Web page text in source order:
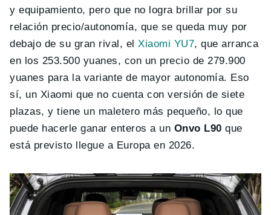
y equipamiento, pero que no logra brillar por su
relación precio/autonomía, que se queda muy por
debajo de su gran rival, elXiaomi YU7, que arranca
en los 253.500 yuanes, con un precio de 279.900
yuanes para la variante de mayor autonomía. Eso
sí, un Xiaomi que no cuenta con versión de siete
plazas, y tiene un maletero más pequeño, lo que
puede hacerle ganar enteros a un Onvo L90 que
está previsto llegue a Europa en 2026.